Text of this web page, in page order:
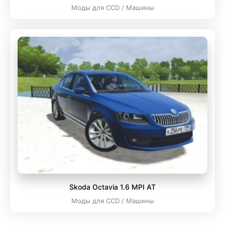
Моды для CCD / Машины
Skoda Octavia 1.6 MPI AT
Моды для CCD / Машины